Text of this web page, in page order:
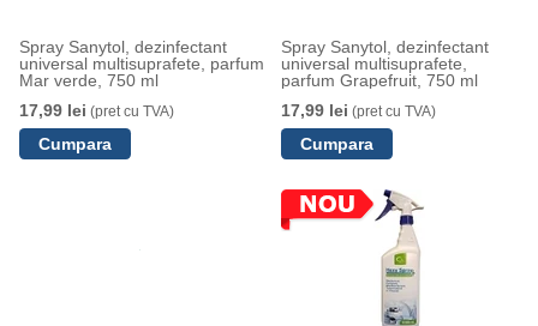
Spray Sanytol, dezinfectant
universal multisuprafete, parfum
Mar verde, 750 ml
17,99 lei (pret cu TVA)
Spray Sanytol, dezinfectant
universal multisuprafete,
parfum Grapefruit, 750 ml
17,99 lei (pret cu TVA)